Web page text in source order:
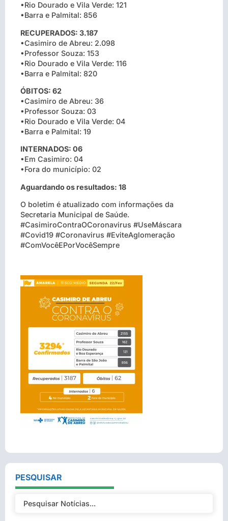
•Rio Dourado e Vila Verde: 121
•Barra e Palmital: 856
RECUPERADOS: 3.187
•Casimiro de Abreu: 2.098
•Professor Souza: 153
•Rio Dourado e Vila Verde: 116
•Barra e Palmital: 820
ÓBITOS: 62
•Casimiro de Abreu: 36
•Professor Souza: 03
•Rio Dourado e Vila Verde: 04
•Barra e Palmital: 19
INTERNADOS: 06
•Em Casimiro: 04
•Fora do município: 02
Aguardando os resultados: 18
O boletim é atualizado com informações da
Secretaria Municipal de Saúde.
#CasimiroContraOCoronavirus #UseMáscara
#Covid19 #Coronavirus #EviteAglomeração
#ComVocêEPorVocêSempre
PESQUISAR